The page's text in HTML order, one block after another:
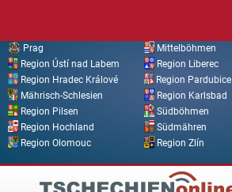
Prag
Mittelböhmen
Region Ústí nad Labem
Region Liberec
Region Hradec Králové
Region Pardubice
Mährisch-Schlesien
Region Karlsbad
Region Pilsen
Südböhmen
Region Hochland
Südmähren
Region Olomouc
Region Zlín